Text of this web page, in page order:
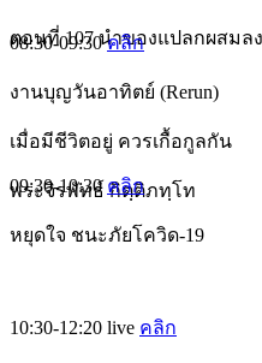
ตอนที่ 107 นำของแปลกผสมล
08:30-09:30คลิก
งานบุญวันอาทิตย์ (Rerun)
เมื่อมีชีวิตอยู่ ควรเกื้อกูลกัน
พระจิรพัทธ์ กิตฺติภทฺโท
09:30-10:30คลิก
หยุดใจ ชนะภัยโควิด-19
10:30-12:20 live คลิก